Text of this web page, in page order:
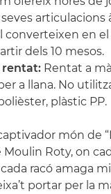
articulacions
converteixen en
dels 10 mesos.
rentat: Rentat a
a llana. No
plàstic PP.
món de
Moulin Roty, on
racó amaga
portar per la